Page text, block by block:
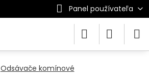
Panel používateľa
Odsávače komínové